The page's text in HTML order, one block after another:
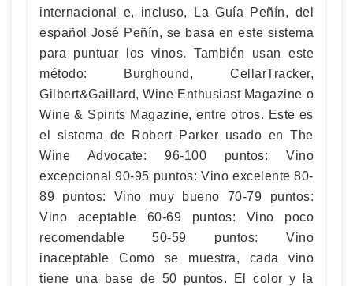
internacional e, incluso, La Guía Peñín, del
español José Peñín, se basa en este sistema
para puntuar los vinos. También usan este
método: Burghound, CellarTracker,
Gilbert&Gaillard, Wine Enthusiast Magazine o
Wine & Spirits Magazine, entre otros. Este es
el sistema de Robert Parker usado en The
Wine Advocate: 96-100 puntos: Vino
excepcional 90-95 puntos: Vino excelente 80-
89 puntos: Vino muy bueno 70-79 puntos:
Vino aceptable 60-69 puntos: Vino poco
recomendable 50-59 puntos: Vino
inaceptable Como se muestra, cada vino
tiene una base de 50 puntos. El color y la